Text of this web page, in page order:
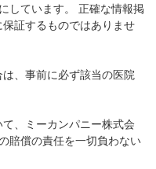
しています。 正確な情報掲
証するものではありませ
、事前に必ず該当の医院
、ミーカンパニー株式会
賠償の責任を一切負わない